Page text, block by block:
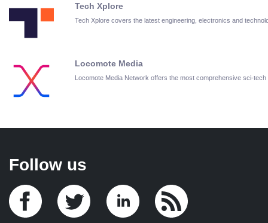
Tech Xplore
Tech Xplore covers the latest engineering, electronics and
Locomote Media
Locomote Media Network offers the most comprehensive sci-
Follow us